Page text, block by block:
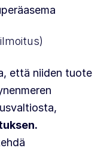
että niiden tuote